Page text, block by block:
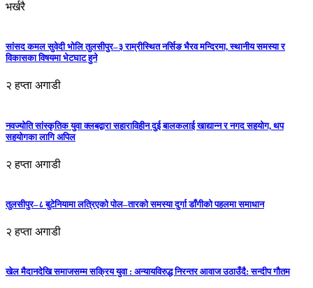
भर्खरै
सांसद कमल सुवेदी भोलि तुलसीपुर–३ राम्रीस्थित नर्सिङ भैरव मन्दिरमा, स्थानीय समस्या र
विकासका विषयमा भेटघाट हुने
२ हप्ता अगाडी
नवज्योति सांस्कृतिक युवा क्लबद्वारा सहाराविहीन दुई बालकलाई खाद्यान्न र नगद सहयोग, थप
सहयोगका लागि अपिल
२ हप्ता अगाडी
तुलसीपुर–८ बुटेनियामा लत्रिएको पोल–तारको समस्या दुर्गा डाँगीको पहलमा समाधान
२ हप्ता अगाडी
खेल मैदानदेखि समाजसम्म सक्रिय युवा : अन्यायविरुद्ध निरन्तर आवाज उठाउँदै: सन्दीप गौतम